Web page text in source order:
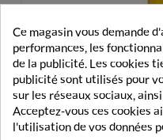
Ce magasin vous demande
performances, les
de la publicité. Les cookies
publicité sont utilisés pour
sur les réseaux sociaux,
Acceptez-vous ces cookies
l'utilisation de vos données